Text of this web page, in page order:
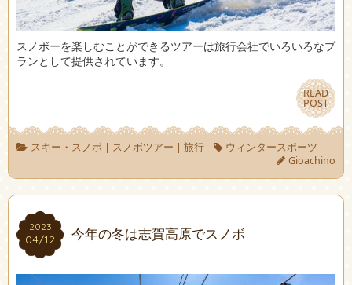
スノボーを楽しむことができるツアーは旅行会社でいろいろなプ
ランとして提供されています。
READ
POST
READ
POST
スキー・スノボ | スノボツアー | 旅行
ウィンタースポーツ
Gioachino
2023
04/12
2023
04/12 今年の冬は志賀高原でスノボ